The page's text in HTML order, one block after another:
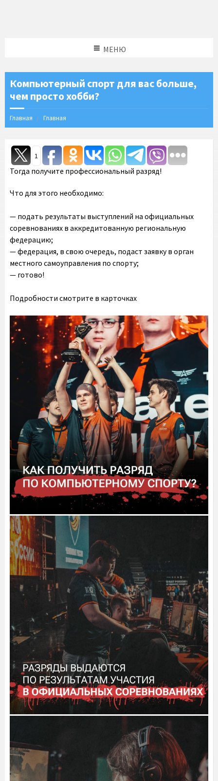
МЕНЮ
Компьютерный спорт для вас больше,
чем просто хобби?
Главная Главная
1
Тогда получите профессиональный разряд!
Что для этого необходимо:
— подать результаты выступлений на официальных
соревнованиях в аккредитованную региональную
федерацию;
— федерация, в свою очередь, подаст заявку в орган
местного самоуправления по спорту;
— готово!
Подробности смотрите в карточках